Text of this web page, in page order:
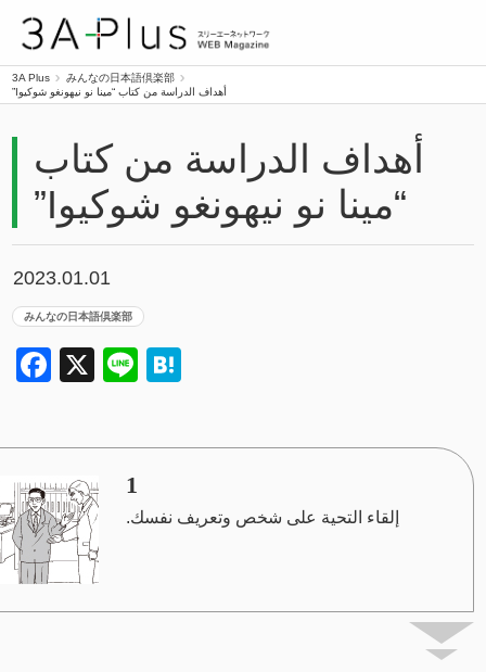
3A Plus
みんなの日本語倶楽部
أهداف الدراسة من كتاب “مينا نو نيهونغو شوكيوI”
أهداف الدراسة من كتاب
“مينا نو نيهونغو شوكيوI”
2023.01.01
みんなの日本語倶楽部
Facebook
X Line
1
إلقاء التحية على شخص وتعريف نفسك.